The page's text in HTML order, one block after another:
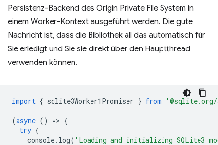
Persistenz-Backend des Origin Private File System in
einem Worker-Kontext ausgeführt werden. Die gute
Nachricht ist, dass die Bibliothek all das automatisch für
Sie erledigt und Sie sie direkt über den Hauptthread
verwenden können.
import { sqlite3Worker1Promiser } from
(async () => {
try {
console. log( 'Loading and initializing SQLite3